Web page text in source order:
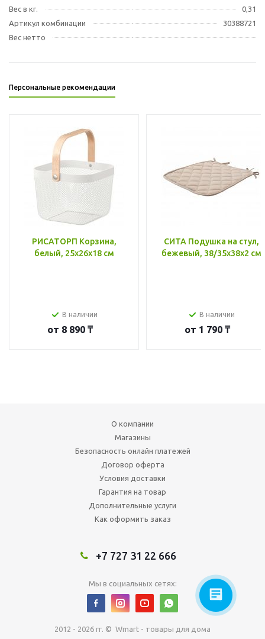
Вес в кг.
0,31
Артикул комбинации
30388721
Вес нетто
Персональные рекомендации
РИСАТОРП Корзина,
белый, 25x26x18 см
В наличии
от 8 890 ₸
СИТА Подушка на стул,
бежевый, 38/35x38x2 см
В наличии
от 1 790 ₸
О компании
Магазины
Безопасность онлайн платежей
Договор оферта
Условия доставки
Гарантия на товар
Дополнительные услуги
Как оформить заказ
+7 727 31 22 666
Мы в социальных сетях:
2012 - 2026 гг. © Wmart - товары для дома